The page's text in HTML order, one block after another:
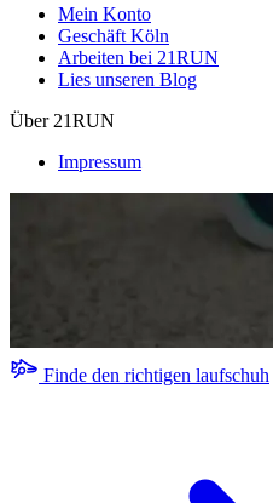
Mein Konto
Geschäft Köln
Arbeiten bei 21RUN
Lies unseren Blog
Über 21RUN
Impressum
Finde den richtigen laufschuh